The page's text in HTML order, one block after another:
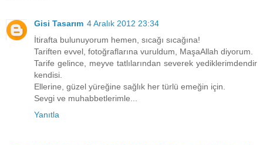
Gisi Tasarım 4 Aralık 2012 23:34
İtirafta bulunuyorum hemen, sıcağı sıcağına!
Tariften evvel, fotoğraflarına vuruldum, MaşaAllah diyorum.
Tarife gelince, meyve tatlılarından severek yediklerimdendir
kendisi.
Ellerine, güzel yüreğine sağlık her türlü emeğin için.
Sevgi ve muhabbetlerimle...
Yanıtla